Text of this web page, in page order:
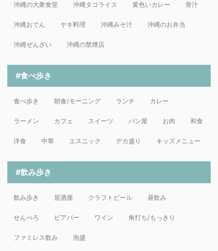
沖縄の大衆食堂 沖縄タコライス 黄色いカレー 骨汁
沖縄おでん ヤギ料理 沖縄みそ汁 沖縄のお弁当
沖縄ぜんざい 沖縄の禁煙店
#食べ歩き
食べ歩き 朝食/モーニング ランチ カレー
ラーメン カフェ スイーツ パン屋 お肉 和食
洋食 中華 エスニック デカ盛り キッズメニュー
#飲み歩き
飲み歩き 居酒屋 クラフトビール 昼飲み
せんべろ ビアバー ワイン 角打ち/もっきり
ファミレス飲み 泡盛